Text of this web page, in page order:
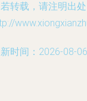
转载，请注明出处
时间：2026-08-